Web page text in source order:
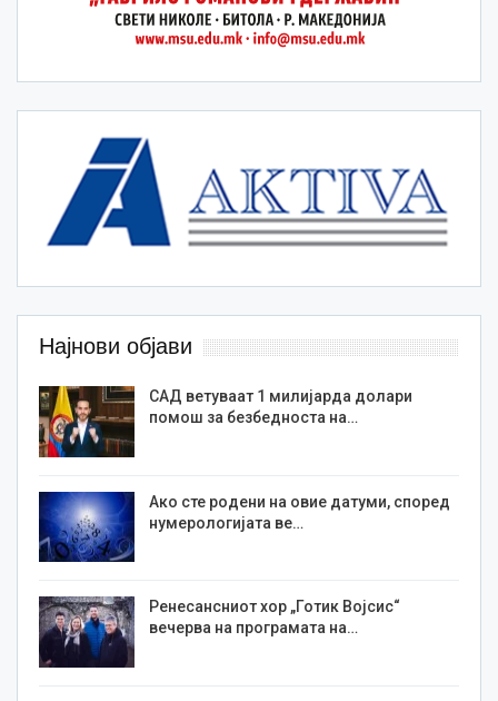
Најнови објави
САД ветуваат 1 милијарда долари
помош за безбедноста на…
Ако сте родени на овие датуми, според
нумерологијата ве…
Ренесансниот хор „Готик Војсис“
вечерва на програмата на…